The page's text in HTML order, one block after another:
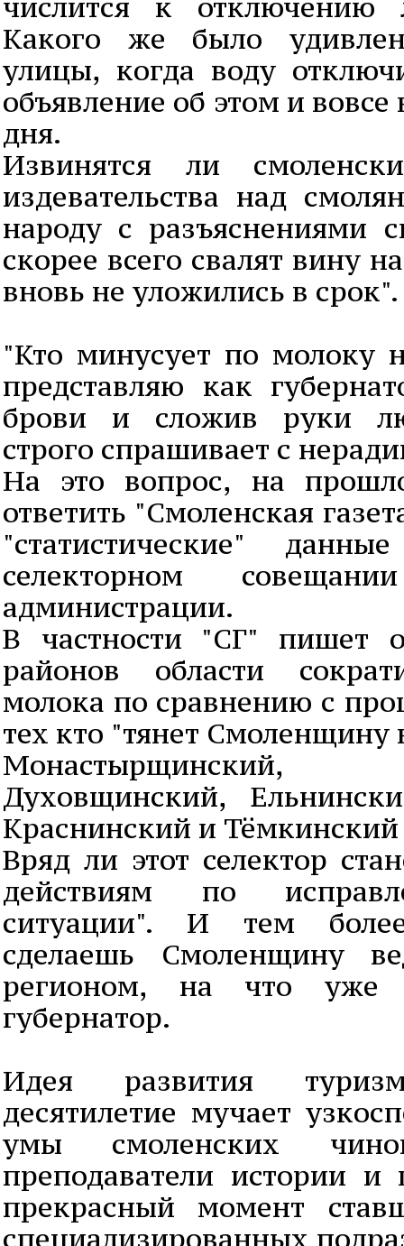
Какого же было
улицы, когда воду
объявление об этом и
дня.
Извинятся ли
издевательства над
народу с разъяснениями
скорее всего свалят вину
вновь не уложились в срок".
"Кто минусует по молоку
представляю как
брови и сложив руки
строго спрашивает с
На это вопрос, на
ответить "Смоленская
"статистические"
селекторном
администрации.
В частности "СГ" пишет
районов области
молока по сравнению с
тех кто "тянет
Монастырщинский,
Духовщинский,
Краснинский и
Вряд ли этот селектор
действиям по
ситуации". И тем
сделаешь Смоленщину
регионом, на что уже
губернатор.
Идея развития
десятилетие мучает
умы смоленских
преподаватели истории
прекрасный момент
специализированных